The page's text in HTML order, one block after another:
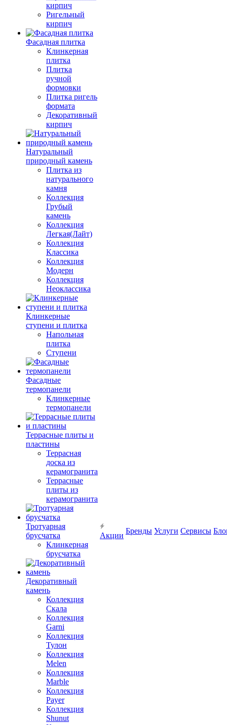
кирпич
Ригельный
кирпич
Фасадная плитка
Клинкерная
плитка
Плитка
ручной
формовки
Плитка ригель
формата
Декоративный
кирпич
Натуральный
природный камень
Плитка из
натурального
камня
Коллекция
Грубый
камень
Коллекция
Легкая(Лайт)
Коллекция
Классика
Коллекция
Модерн
Коллекция
Неоклассика
Клинкерные
ступени и плитка
Напольная
плитка
Ступени
Фасадные
термопанели
Клинкерные
термопанели
Террасные плиты и
пластины
Террасная
доска из
керамогранита
Террасные
плиты из
керамогранита
Тротуарная
брусчатка
Клинкерная
брусчатка
Декоративный
камень
Коллекция
Скала
Коллекция
Garni
Коллекция
Тулон
Коллекция
Melen
Коллекция
Marble
Коллекция
Payer
Коллекция
Shunut
Акции
Бренды Услуги Сервисы